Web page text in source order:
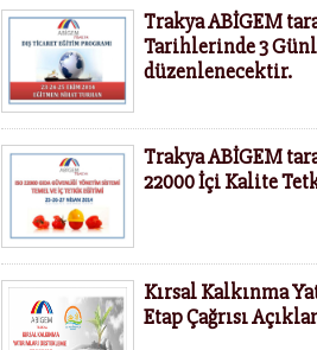
Trakya ABİGEM
Tarihlerinde 3
düzenlenecektir.
Trakya ABİGEM
22000 İçi Kalite
Kırsal Kalkınma
Etap Çağrısı